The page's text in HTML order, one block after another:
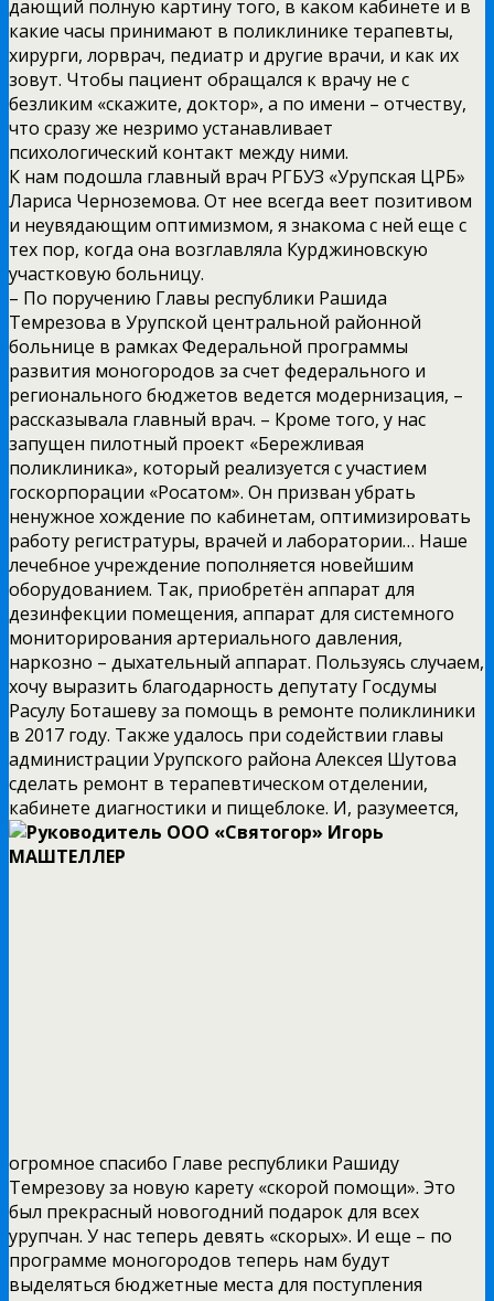
дающий полную картину того, в каком кабинете и в
какие часы принимают в поликлинике терапевты,
хирурги, лорврач, педиатр и другие врачи, и как их
зовут. Чтобы пациент обращался к врачу не с
безликим «скажите, доктор», а по имени – отчеству,
что сразу же незримо устанавливает
психологический контакт между ними.
К нам подошла главный врач РГБУЗ «Урупская ЦРБ»
Лариса Черноземова. От нее всегда веет позитивом
и неувядающим оптимизмом, я знакома с ней еще с
тех пор, когда она возглавляла Курджиновскую
участковую больницу.
– По поручению Главы республики Рашида
Темрезова в Урупской центральной районной
больнице в рамках Федеральной программы
развития моногородов за счет федерального и
регионального бюджетов ведется модернизация, –
рассказывала главный врач. – Кроме того, у нас
запущен пилотный проект «Бережливая
поликлиника», который реализуется с участием
госкорпорации «Росатом». Он призван убрать
ненужное хождение по кабинетам, оптимизировать
работу регистратуры, врачей и лаборатории… Наше
лечебное учреждение пополняется новейшим
оборудованием. Так, приобретён аппарат для
дезинфекции помещения, аппарат для системного
мониторирования артериального давления,
наркозно – дыхательный аппарат. Пользуясь случаем,
хочу выразить благодарность депутату Госдумы
Расулу Боташеву за помощь в ремонте поликлиники
в 2017 году. Также удалось при содействии главы
администрации Урупского района Алексея Шутова
сделать ремонт в терапевтическом отделении,
кабинете диагностики и пищеблоке. И, разумеется,
огромное спасибо Главе республики Рашиду
Темрезову за новую карету «скорой помощи». Это
был прекрасный новогодний подарок для всех
урупчан. У нас теперь девять «скорых». И еще – по
программе моногородов теперь нам будут
выделяться бюджетные места для поступления